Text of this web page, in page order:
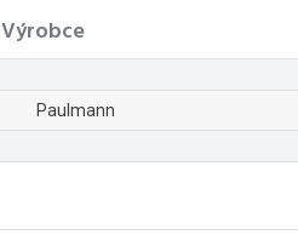
Výrobce
Paulmann